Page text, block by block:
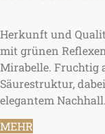
Herkunft und
mit grünen
Mirabelle. Fruchtig
Säurestruktur,
elegantem Nachhall.
MEHR